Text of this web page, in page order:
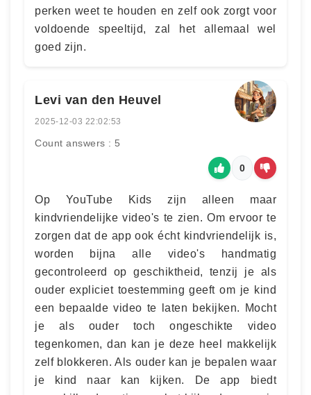
perken weet te houden en zelf ook zorgt voor
voldoende speeltijd, zal het allemaal wel
goed zijn.
Levi van den Heuvel
2025-12-03 22:02:53
Count answers : 5
0
Op YouTube Kids zijn alleen maar
kindvriendelijke video's te zien. Om ervoor te
zorgen dat de app ook écht kindvriendelijk is,
worden bijna alle video's handmatig
gecontroleerd op geschiktheid, tenzij je als
ouder expliciet toestemming geeft om je kind
een bepaalde video te laten bekijken. Mocht
je als ouder toch ongeschikte video
tegenkomen, dan kan je deze heel makkelijk
zelf blokkeren. Als ouder kan je bepalen waar
je kind naar kan kijken. De app biedt